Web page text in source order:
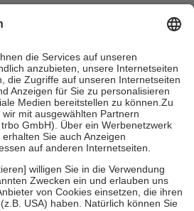
Zuzahlungen in Höhe von zehn
jedoch nie mehr als die tatsächlichen
auch für Online-Apotheken.
Krankenpflege beträgt die
Kosten sowie zehn Euro je
für ihre eigene Gesundheit zu
Stellung der Familie zu unterstützen,
bei:
bis zum vollendeten 18. Lebensjahr